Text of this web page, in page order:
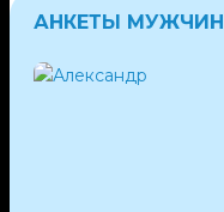
АНКЕТЫ МУЖЧИН